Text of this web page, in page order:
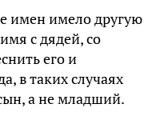
имен имело другую
с дядей, со
его и
в таких случаях
а не младший.